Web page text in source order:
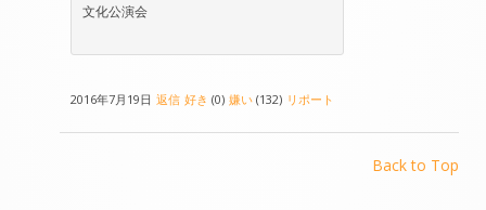
文化公演会
2016年7月19日 返信 好き (0) 嫌い (132) リポート
Back to Top